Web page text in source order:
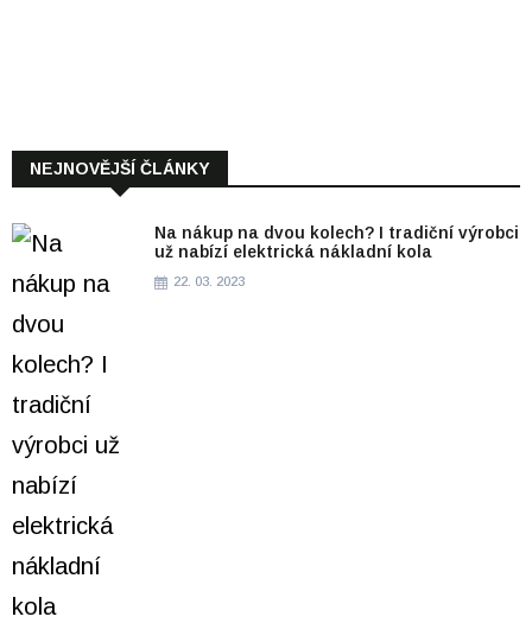
NEJNOVĚJŠÍ ČLÁNKY
Na nákup na dvou kolech? I tradiční výrobci
už nabízí elektrická nákladní kola
22. 03. 2023